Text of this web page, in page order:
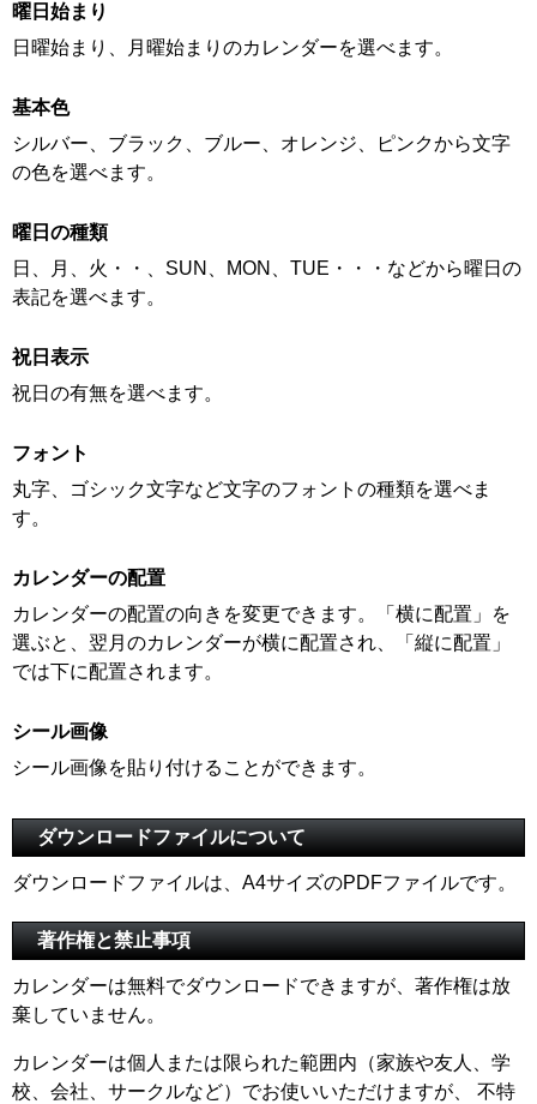
曜日始まり
日曜始まり、月曜始まりのカレンダーを選べます。
基本色
シルバー、ブラック、ブルー、オレンジ、ピンクから文字
の色を選べます。
曜日の種類
日、月、火・・、SUN、MON、TUE・・・などから曜日の
表記を選べます。
祝日表示
祝日の有無を選べます。
フォント
丸字、ゴシック文字など文字のフォントの種類を選べま
す。
カレンダーの配置
カレンダーの配置の向きを変更できます。「横に配置」を
選ぶと、翌月のカレンダーが横に配置され、「縦に配置」
では下に配置されます。
シール画像
シール画像を貼り付けることができます。
ダウンロードファイルについて
ダウンロードファイルは、A4サイズのPDFファイルです。
著作権と禁止事項
カレンダーは無料でダウンロードできますが、著作権は放
棄していません。
カレンダーは個人または限られた範囲内（家族や友人、学
校、会社、サークルなど）でお使いいただけますが、 不特